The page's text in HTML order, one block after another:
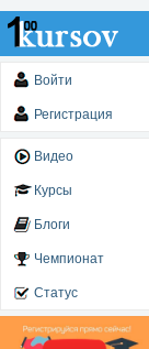
Войти
Регистрация
Видео
Курсы
Блоги
Чемпионат
Статус